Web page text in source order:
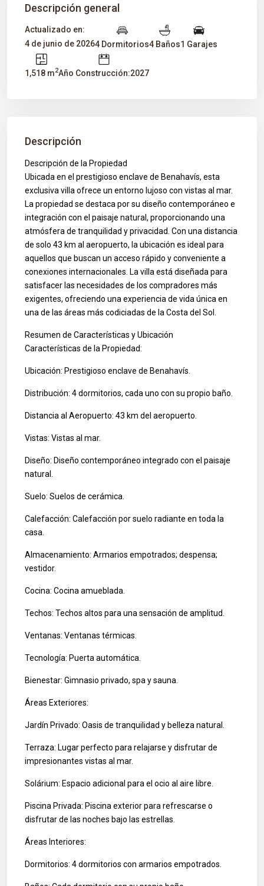
Descripción general
Actualizado en:
4 de junio de 20264 Dormitorios4 Baños1 Garajes
1,518 m2Año Construcción:2027
Descripción
Descripción de la Propiedad
Ubicada en el prestigioso enclave de Benahavís, esta
exclusiva villa ofrece un entorno lujoso con vistas al mar.
La propiedad se destaca por su diseño contemporáneo e
integración con el paisaje natural, proporcionando una
atmósfera de tranquilidad y privacidad. Con una distancia
de solo 43 km al aeropuerto, la ubicación es ideal para
aquellos que buscan un acceso rápido y conveniente a
conexiones internacionales. La villa está diseñada para
satisfacer las necesidades de los compradores más
exigentes, ofreciendo una experiencia de vida única en
una de las áreas más codiciadas de la Costa del Sol.
Resumen de Características y Ubicación
Características de la Propiedad:
Ubicación: Prestigioso enclave de Benahavís.
Distribución: 4 dormitorios, cada uno con su propio baño.
Distancia al Aeropuerto: 43 km del aeropuerto.
Vistas: Vistas al mar.
Diseño: Diseño contemporáneo integrado con el paisaje
natural.
Suelo: Suelos de cerámica.
Calefacción: Calefacción por suelo radiante en toda la
casa.
Almacenamiento: Armarios empotrados; despensa;
vestidor.
Cocina: Cocina amueblada.
Techos: Techos altos para una sensación de amplitud.
Ventanas: Ventanas térmicas.
Tecnología: Puerta automática.
Bienestar: Gimnasio privado, spa y sauna.
Áreas Exteriores:
Jardín Privado: Oasis de tranquilidad y belleza natural.
Terraza: Lugar perfecto para relajarse y disfrutar de
impresionantes vistas al mar.
Solárium: Espacio adicional para el ocio al aire libre.
Piscina Privada: Piscina exterior para refrescarse o
disfrutar de las noches bajo las estrellas.
Áreas Interiores:
Dormitorios: 4 dormitorios con armarios empotrados.